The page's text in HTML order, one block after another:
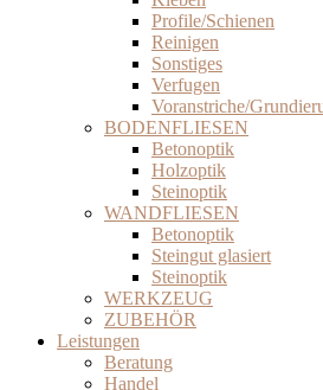
Profile/Schienen
Reinigen
Sonstiges
Verfugen
Voranstriche/
BODENFLIESEN
Betonoptik
Holzoptik
Steinoptik
WANDFLIESEN
Betonoptik
Steingut glasiert
Steinoptik
WERKZEUG
ZUBEHÖR
Leistungen
Beratung
Handel